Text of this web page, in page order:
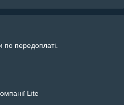
по передоплаті.
Lite